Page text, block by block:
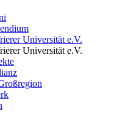
Universität e.V.
Universität e.V.